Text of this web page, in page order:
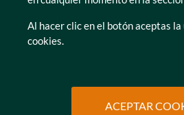
© Caser
Al hacer clic en el botón aceptas
cookies.
ACEPTAR